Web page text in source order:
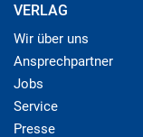
VERLAG
Wir über uns
Ansprechpartner
Jobs
Service
Presse